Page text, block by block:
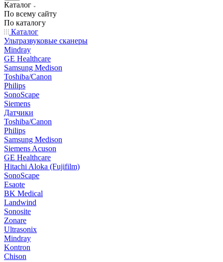
Каталог
По всему сайту
По каталогу
Каталог
Ультразвуковые сканеры
Mindray
GE Healthcare
Samsung Medison
Toshiba/Canon
Philips
SonoScape
Siemens
Датчики
Toshiba/Canon
Philips
Samsung Medison
Siemens Acuson
GE Healthcare
Hitachi Aloka (Fujifilm)
SonoScape
Esaote
BK Medical
Landwind
Sonosite
Zonare
Ultrasonix
Mindray
Kontron
Chison